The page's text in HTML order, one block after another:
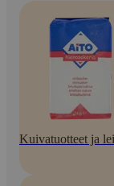
Kuivatuotteet ja